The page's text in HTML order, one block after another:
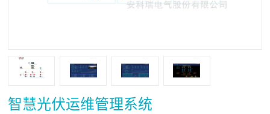
智慧光伏运维管理系统